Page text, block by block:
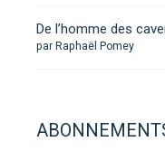
De l’homme des
par Raphaël Pomey